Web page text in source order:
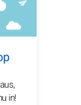
in!